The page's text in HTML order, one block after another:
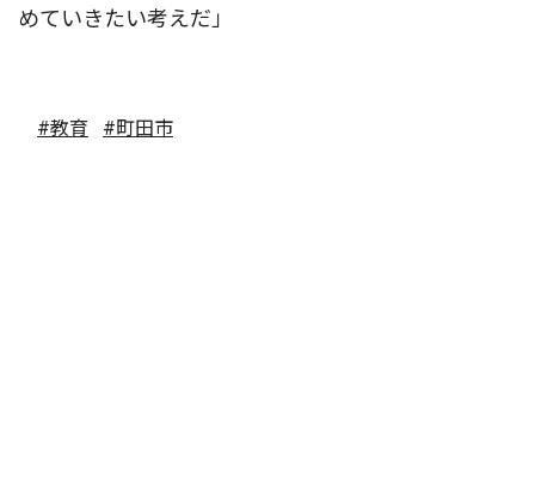
めていきたい考えだ」
#教育 #町田市